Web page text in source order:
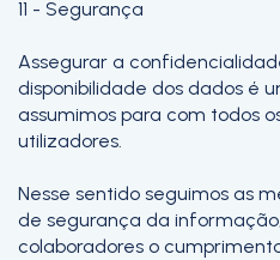
11 - Segurança
Assegurar a
disponibilidade dos dados é
assumimos para com todos
utilizadores.
Nesse sentido seguimos as
de segurança da
colaboradores o